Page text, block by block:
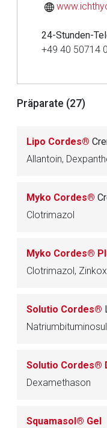
24-Stunden-
+49 40 50714 0
Präparate (27)
Lipo Cordes®
Allantoin,
Myko Cordes®
Clotrimazol
Myko Cordes®
Clotrimazol,
Solutio Cordes®
Solutio Cordes®
Dexamethason
Squamasol® Gel
Betreiber